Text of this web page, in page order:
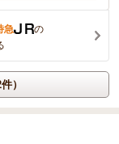
急
の
）